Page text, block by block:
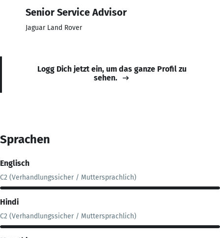
Senior Service Advisor
Jaguar Land Rover
Logg Dich jetzt ein, um das ganze Profil zu
sehen.
Sprachen
Englisch
C2 (Verhandlungssicher / Muttersprachlich)
Hindi
C2 (Verhandlungssicher / Muttersprachlich)